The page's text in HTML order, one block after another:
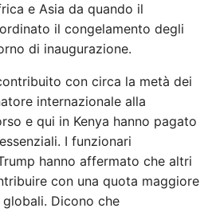
e Asia da quando il
il congelamento degli
di inaugurazione.
con circa la metà dei
internazionale alla
e qui in Kenya hanno pagato
I funzionari
hanno affermato che altri
con una quota maggiore
Dicono che